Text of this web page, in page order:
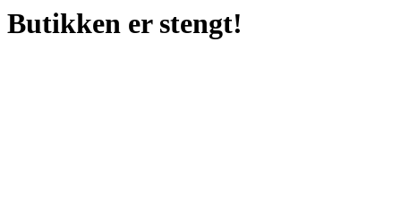
Butikken er stengt!